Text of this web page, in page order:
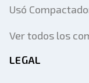
Usó
Ver todos los
LEGAL